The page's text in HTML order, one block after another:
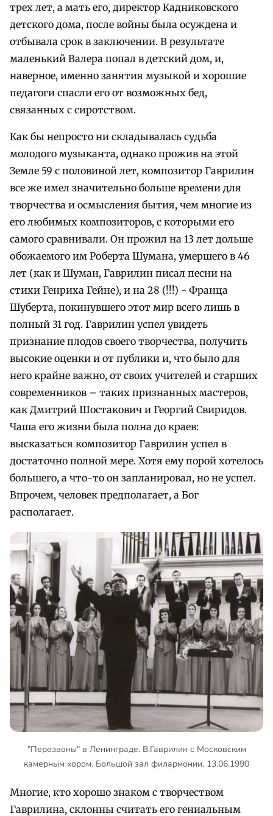
трех лет, а мать его, директор Кадниковского
детского дома, после войны была осуждена и
отбывала срок в заключении. В результате
маленький Валера попал в детский дом, и,
наверное, именно занятия музыкой и хорошие
педагоги спасли его от возможных бед,
связанных с сиротством.
Как бы непросто ни складывалась судьба
молодого музыканта, однако прожив на этой
Земле 59 с половиной лет, композитор Гаврилин
все же имел значительно больше времени для
творчества и осмысления бытия, чем многие из
его любимых композиторов, с которыми его
самого сравнивали. Он прожил на 13 лет дольше
обожаемого им Роберта Шумана, умершего в 46
лет (как и Шуман, Гаврилин писал песни на
стихи Генриха Гейне), и на 28 (!!!) - Франца
Шуберта, покинувшего этот мир всего лишь в
полный 31 год. Гаврилин успел увидеть
признание плодов своего творчества, получить
высокие оценки и от публики и, что было для
него крайне важно, от своих учителей и старших
современников – таких признанных мастеров,
как Дмитрий Шостакович и Георгий Свиридов.
Чаша его жизни была полна до краев:
высказаться композитор Гаврилин успел в
достаточно полной мере. Хотя ему порой хотелось
большего, а что-то он запланировал, но не успел.
Впрочем, человек предполагает, а Бог
располагает.
"Перезвоны" в Ленинграде. В.Гаврилин с Московским
камерным хором. Большой зал филармонии. 13.06.1990
Многие, кто хорошо знаком с творчеством
Гаврилина, склонны считать его гениальным